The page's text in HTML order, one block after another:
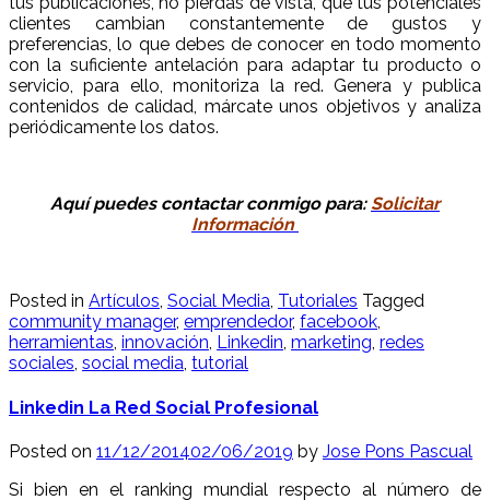
clientes cambian constantemente de gustos y
preferencias, lo que debes de conocer en todo momento
con la suficiente antelación para adaptar tu producto o
servicio, para ello, monitoriza la red. Genera y publica
contenidos de calidad, márcate unos objetivos y analiza
periódicamente los datos.
Aquí puedes contactar conmigo para:Solicitar
Información
Posted in Artículos, Social Media, Tutoriales Tagged
community manager, emprendedor, facebook,
herramientas, innovación, Linkedin, marketing, redes
sociales, social media, tutorial
Linkedin La Red Social Profesional
Posted on 11/12/201402/06/2019 by Jose Pons Pascual
Si bien en el ranking mundial respecto al número de